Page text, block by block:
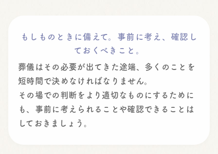
もしものときに備えて。事前に考え、確認し
ておくべきこと。
葬儀はその必要が出てきた途端、多くのことを
短時間で決めなければなりません。
その場での判断をより適切なものにするために
も、事前に考えられることや確認できることは
しておきましょう。